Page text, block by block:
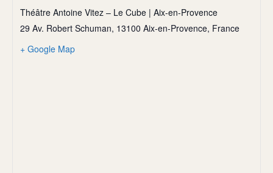
Théâtre Antoine Vitez – Le Cube | Aix-en-Provence
29 Av. Robert Schuman, 13100 Aix-en-Provence, France
+ Google Map